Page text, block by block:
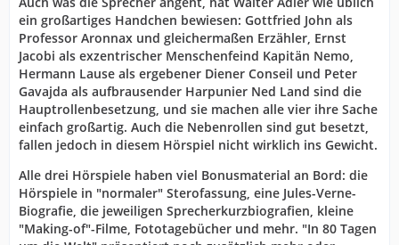
ein großartiges Handchen bewiesen: Gottfried John als
Professor Aronnax und gleichermaßen Erzähler, Ernst
Jacobi als exzentrischer Menschenfeind Kapitän Nemo,
Hermann Lause als ergebener Diener Conseil und Peter
Gavajda als aufbrausender Harpunier Ned Land sind die
Hauptrollenbesetzung, und sie machen alle vier ihre Sache
einfach großartig. Auch die Nebenrollen sind gut besetzt,
fallen jedoch in diesem Hörspiel nicht wirklich ins Gewicht.
Alle drei Hörspiele haben viel Bonusmaterial an Bord: die
Hörspiele in "normaler" Sterofassung, eine Jules-Verne-
Biografie, die jeweiligen Sprecherkurzbiografien, kleine
"Making-of"-Filme, Fototagebücher und mehr. "In 80 Tagen